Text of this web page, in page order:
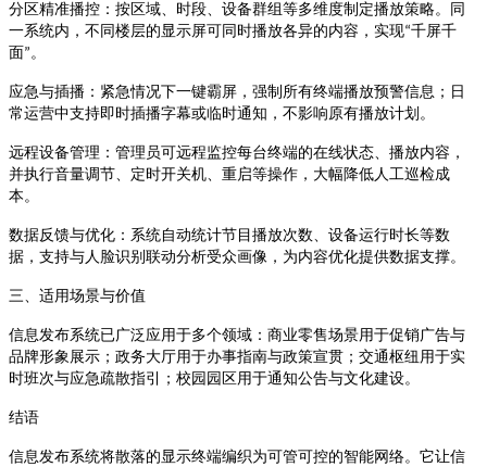
分区精准播控 ：按区域、时段、设备群组等多维度制定播放策略。同
一系统内，不同楼层的显示屏可同时播放各异的内容，实现“千屏千
面”。
应急与插播 ：紧急情况下一键霸屏，强制所有终端播放预警信息；日
常运营中支持即时插播字幕或临时通知，不影响原有播放计划 。
远程设备管理 ：管理员可远程监控每台终端的在线状态、播放内容，
并执行音量调节、定时开关机、重启等操作，大幅降低人工巡检成
本。
数据反馈与优化 ：系统自动统计节目播放次数、设备运行时长等数
据，支持与人脸识别联动分析受众画像，为内容优化提供数据支撑。
三、适用场景与价值
信息发布系统已广泛应用于多个领域：商业零售场景用于促销广告与
品牌形象展示；政务大厅用于办事指南与政策宣贯；交通枢纽用于实
时班次与应急疏散指引；校园园区用于通知公告与文化建设。
结语
信息发布系统将散落的显示终端编织为可管可控的智能网络。它让信